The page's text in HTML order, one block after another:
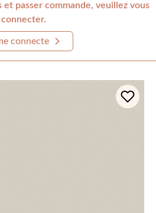
passer commande, veuillez vous
connecter.
connecte